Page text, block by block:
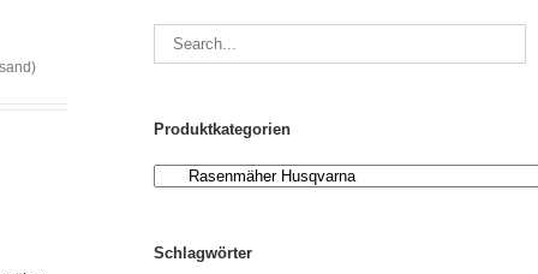
Produktkategorien
Schlagwörter